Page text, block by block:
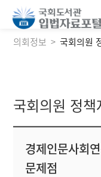
의회정보 국회의원
국회의원 정책
경제인문사회
문제점